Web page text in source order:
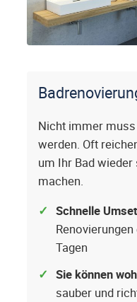
Nicht immer
werden. Oft
um Ihr Bad
machen.
Schnelle
Tagen
Sie können
sauber und